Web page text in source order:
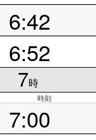
6:42
6:52
7時
時刻
7:00